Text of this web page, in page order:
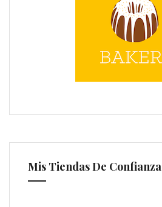
Mis Tiendas De Confianza